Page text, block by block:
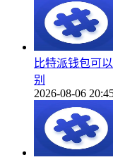
比特派钱包可
别
2026-08-06